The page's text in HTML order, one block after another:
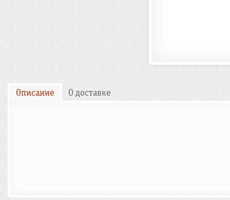
Описание О доставке